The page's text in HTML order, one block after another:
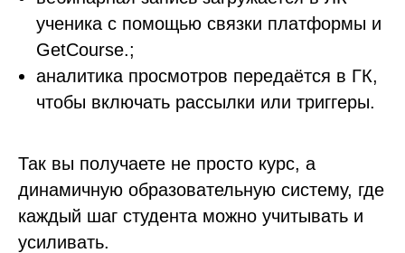
ученика с помощью связки платформы и
GetCourse.;
аналитика просмотров передаётся в ГК,
чтобы включать рассылки или триггеры.
Так вы получаете не просто курс, а
динамичную образовательную систему, где
каждый шаг студента можно учитывать и
усиливать.